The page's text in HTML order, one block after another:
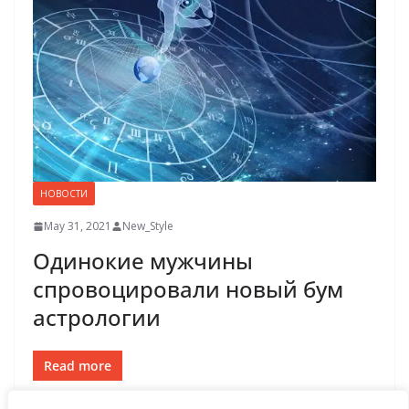
НОВОСТИ
May 31, 2021 New_Style
Одинокие мужчины
спровоцировали новый бум
астрологии
Read more